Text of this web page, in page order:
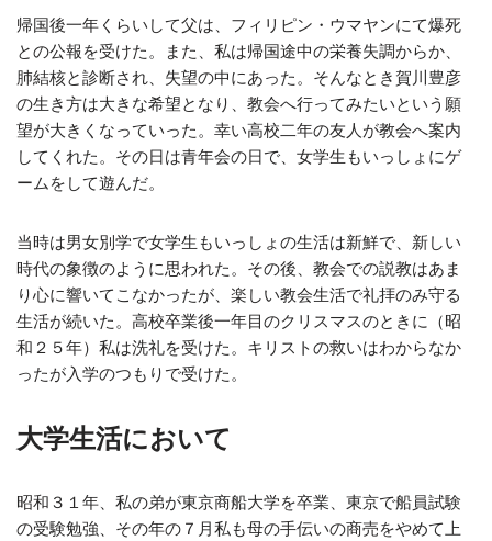
帰国後一年くらいして父は、フィリピン・ウマヤンにて爆死
との公報を受けた。また、私は帰国途中の栄養失調からか、
肺結核と診断され、失望の中にあった。そんなとき賀川豊彦
の生き方は大きな希望となり、教会へ行ってみたいという願
望が大きくなっていった。幸い高校二年の友人が教会へ案内
してくれた。その日は青年会の日で、女学生もいっしょにゲ
ームをして遊んだ。
当時は男女別学で女学生もいっしょの生活は新鮮で、新しい
時代の象徴のように思われた。その後、教会での説教はあま
り心に響いてこなかったが、楽しい教会生活で礼拝のみ守る
生活が続いた。高校卒業後一年目のクリスマスのときに（昭
和２５年）私は洗礼を受けた。キリストの救いはわからなか
ったが入学のつもりで受けた。
大学生活において
昭和３１年、私の弟が東京商船大学を卒業、東京で船員試験
の受験勉強、その年の７月私も母の手伝いの商売をやめて上